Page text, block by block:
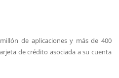
de aplicaciones y más de 400
de crédito asociada a su cuenta